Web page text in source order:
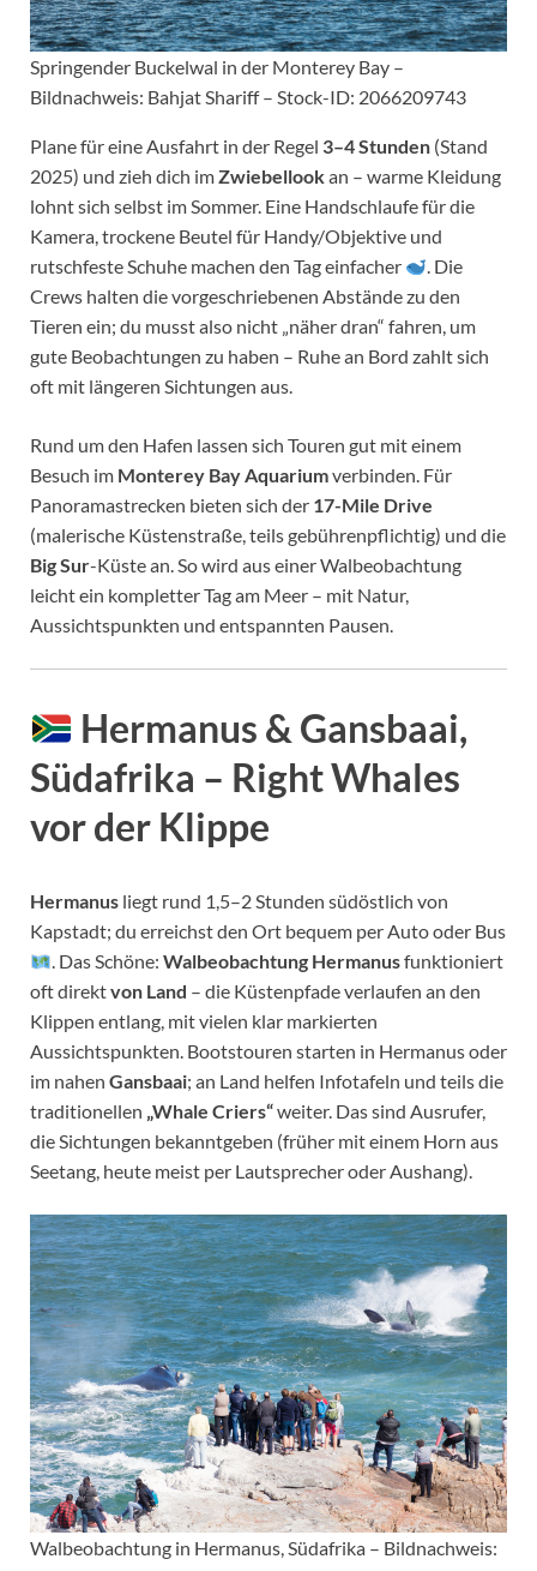
Springender Buckelwal in der Monterey Bay –
Bildnachweis: Bahjat Shariff – Stock-ID: 2066209743
Plane für eine Ausfahrt in der Regel 3–4 Stunden (Stand
2025) und zieh dich imZwiebellookan – warme Kleidung
lohnt sich selbst im Sommer. Eine Handschlaufe für die
Kamera, trockene Beutel für Handy/Objektive und
rutschfeste Schuhe machen den Tag einfacher
. Die
Crews halten die vorgeschriebenen Abstände zu den
Tieren ein; du musst also nicht „näher dran“ fahren, um
gute Beobachtungen zu haben – Ruhe an Bord zahlt sich
oft mit längeren Sichtungen aus.
Rund um den Hafen lassen sich Touren gut mit einem
Besuch im Monterey Bay Aquariumverbinden. Für
Panoramastrecken bieten sich der 17-Mile Drive
(malerische Küstenstraße, teils gebührenpflichtig) und die
Big Sur-Küste an. So wird aus einer Walbeobachtung
leicht ein kompletter Tag am Meer – mit Natur,
Aussichtspunkten und entspannten Pausen.
Hermanus & Gansbaai,
Südafrika – Right Whales
vor der Klippe
Hermanus liegt rund 1,5–2 Stunden südöstlich von
Kapstadt; du erreichst den Ort bequem per Auto oder Bus
. Das Schöne:Walbeobachtung Hermanusfunktioniert
oft direktvon Land – die Küstenpfade verlaufen an den
Klippen entlang, mit vielen klar markierten
Aussichtspunkten. Bootstouren starten in Hermanus oder
im nahen Gansbaai; an Land helfen Infotafeln und teils die
traditionellen „Whale Criers“weiter. Das sind Ausrufer,
die Sichtungen bekanntgeben (früher mit einem Horn aus
Seetang, heute meist per Lautsprecher oder Aushang).
Walbeobachtung in Hermanus, Südafrika – Bildnachweis: